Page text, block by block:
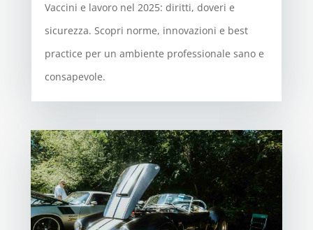
Vaccini e lavoro nel 2025: diritti, doveri e
sicurezza. Scopri norme, innovazioni e best
practice per un ambiente professionale sano e
consapevole.